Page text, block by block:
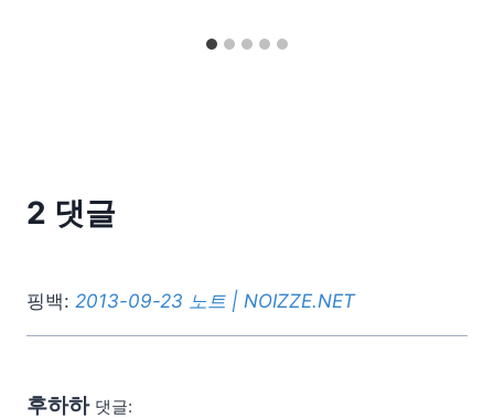
2 댓글
핑백: 2013-09-23 노트 | NOIZZE.NET
후하하 댓글: